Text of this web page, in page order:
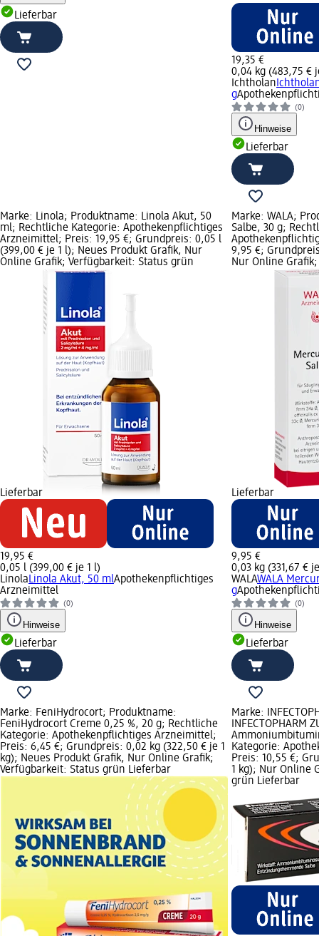
Lieferbar
19,35 €
0,04 kg (483,75 €
Ichtholan
g
(0)
Hinweise
Lieferbar
Marke: Linola; Produktname: Linola Akut, 50
ml; Rechtliche Kategorie: Apothekenpflichtiges
Arzneimittel; Preis: 19,95 €; Grundpreis: 0,05 l
(399,00 € je 1 l); Neues Produkt Grafik, Nur
Online Grafik; Verfügbarkeit: Status grün
Lieferbar
19,95 €
0,05 l (399,00 € je 1 l)
LinolaLinola Akut, 50 mlApothekenpflichtiges
Arzneimittel
(0)
Hinweise
Lieferbar
Marke: WALA;
Salbe, 30 g;
9,95 €;
Nur Online
Lieferbar
9,95 €
0,03 kg (331,67 €
WALAWALA
g
(0)
Hinweise
Lieferbar
Marke: FeniHydrocort; Produktname:
FeniHydrocort Creme 0,25 %, 20 g; Rechtliche
Kategorie: Apothekenpflichtiges Arzneimittel;
Preis: 6,45 €; Grundpreis: 0,02 kg (322,50 € je 1
kg); Neues Produkt Grafik, Nur Online Grafik;
Verfügbarkeit: Status grün Lieferbar
Marke:
INFECTOPHARM
Kategorie:
Preis: 10,55 €;
1 kg); Nur Online
grün Lieferbar